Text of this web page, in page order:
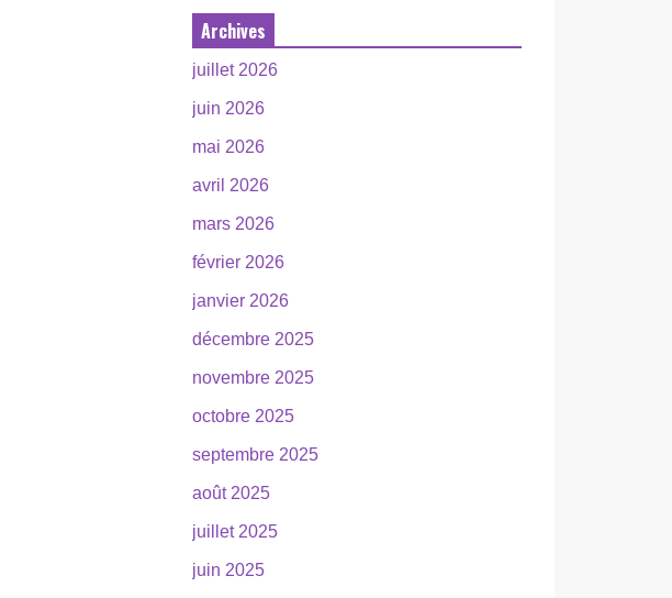
Archives
juillet 2026
juin 2026
mai 2026
avril 2026
mars 2026
février 2026
janvier 2026
décembre 2025
novembre 2025
octobre 2025
septembre 2025
août 2025
juillet 2025
juin 2025